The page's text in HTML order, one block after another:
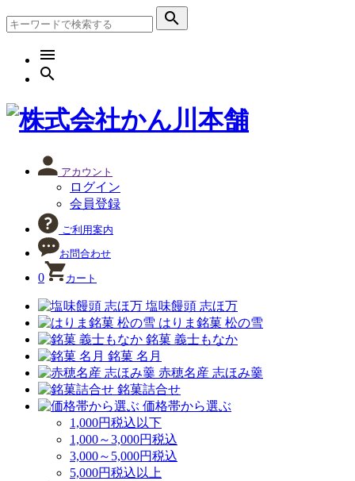
search
menu
search
アカウント
ログイン
会員登録
ご利用案内
お問合わせ
0 カート
塩味饅頭 志ほ万
はりま銘菓 松の雪
銘菓 義士もなか
銘菓 名月
赤穂名産 志ほみ羹
銘菓詰合せ
価格帯から選ぶ
1,000円税込以下
1,000～3,000円税込
3,000～5,000円税込
5,000円税込以上